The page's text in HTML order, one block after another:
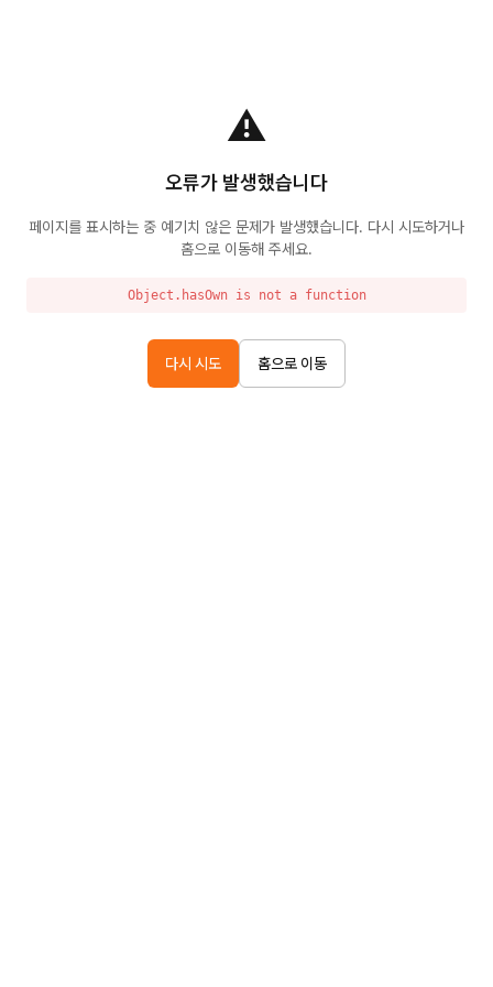
⚠️
오류가 발생했습니다
페이지를 표시하는 중 예기치 않은 문제가 발생했습니다. 다시 시도하거나
홈으로 이동해 주세요.
Object.hasOwn is not a function
다시 시도 홈으로 이동